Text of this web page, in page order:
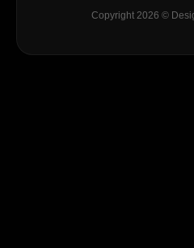
Copyright 2026 ©